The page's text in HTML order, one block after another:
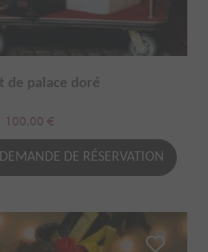
de palace doré
100.00 €
DE RÉSERVATION